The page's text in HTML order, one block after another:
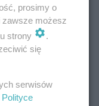
prosimy o
zawsze możesz
strony
się
serwisów
Polityce